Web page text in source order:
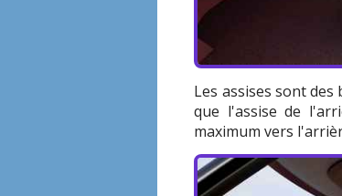
Les assises sont
que l'assise de
maximum vers